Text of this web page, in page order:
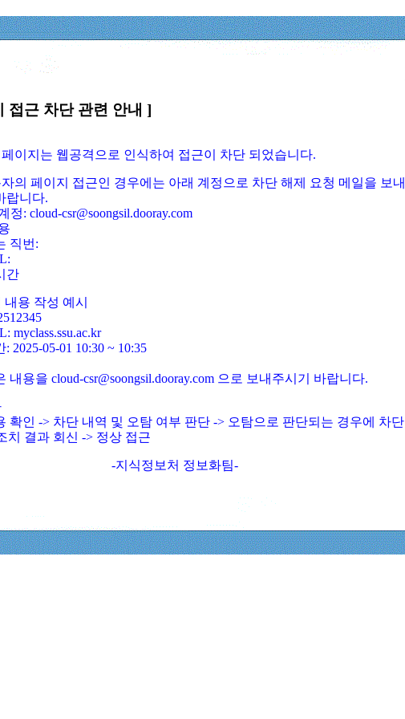
접근 차단 관련 안내 ]
이지는 웹공격으로 인식하여 접근이 차단 되었습니다.
의 페이지 접근인 경우에는 아래 계정으로 차단 해제 요청 메일을 보내
랍니다.
정: cloud-csr@soongsil.dooray.com
직번:
간
용 작성 예시
myclass.ssu.ac.kr
: 2025-05-01 10:30 ~ 10:35
내용을 cloud-csr@soongsil.dooray.com 으로 보내주시기 바랍니다.
확인 -> 차단 내역 및 오탐 여부 판단 -> 오탐으로 판단되는 경우에 차단
치 결과 회신 -> 정상 접근
-지식정보처 정보화팀-